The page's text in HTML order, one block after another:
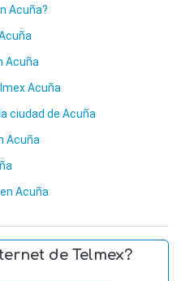
Acuña?
Acuña
Acuña
ciudad de Acuña
Acuña
Acuña
de Telmex?